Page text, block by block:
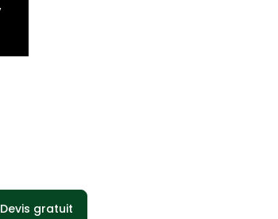
Devis gratuit